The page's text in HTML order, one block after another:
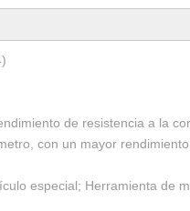
de resistencia a la
con un mayor
especial; Herramienta de